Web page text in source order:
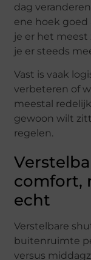
dag
ene hoek
je er het
je er steeds
Vast is vaak
verbeteren of
meestal
gewoon wilt
regelen.
comfort,
echt
Verstelbare
buitenruimte
versus